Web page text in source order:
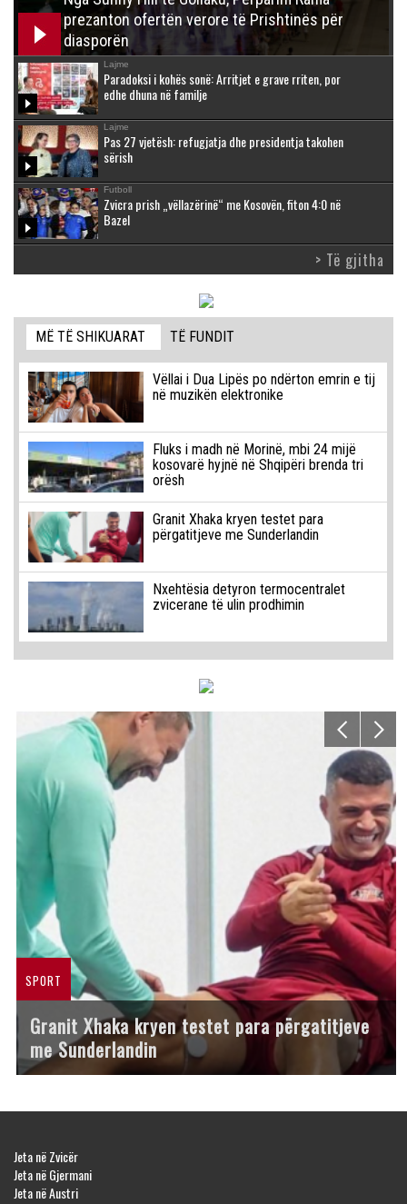
prezanton ofertën verore të Prishtinës për
diasporën
Lajme
Paradoksi i kohës sonë: Arritjet e grave rriten, por
edhe dhuna në familje
Lajme
Pas 27 vjetësh: refugjatja dhe presidentja takohen
sërish
Futboll
Zvicra prish „vëllazërinë“ me Kosovën, fiton 4:0 në
Bazel
> Të gjitha
MË TË SHIKUARAT TË FUNDIT
Vëllai i Dua Lipës po ndërton emrin e tij
në muzikën elektronike
Fluks i madh në Morinë, mbi 24 mijë
kosovarë hyjnë në Shqipëri brenda tri
orësh
Granit Xhaka kryen testet para
përgatitjeve me Sunderlandin
Nxehtësia detyron termocentralet
zvicerane të ulin prodhimin
SPORT
Granit Xhaka kryen testet para përgatitjeve
me Sunderlandin
Jeta në Zvicër
Jeta në Gjermani
Jeta në Austri